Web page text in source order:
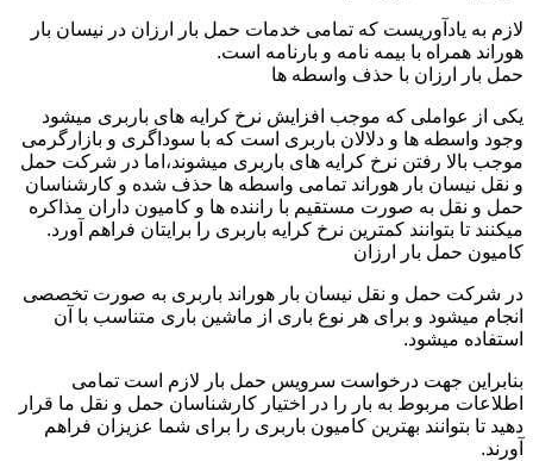
لازم به یادآوریست که تمامی خدمات حمل بار ارزان در نیسان بار
هوراند همراه با بیمه نامه و بارنامه است.
حمل بار ارزان با حذف واسطه ها
یکی از عواملی که موجب افزایش نرخ کرایه های باربری میشود
وجود واسطه ها و دلالان باربری است که با سوداگری و بازارگرمی
موجب بالا رفتن نرخ کرایه های باربری میشوند،اما در شرکت حمل
و نقل نیسان بار هوراند تمامی واسطه ها حذف شده و کارشناسان
حمل و نقل به صورت مستقیم با راننده ها و کامیون داران مذاکره
میکنند تا بتوانند کمترین نرخ کرایه باربری را برایتان فراهم آورد.
کامیون حمل بار ارزان
در شرکت حمل و نقل نیسان بار هوراند باربری به صورت تخصصی
انجام میشود و برای هر نوع باری از ماشین باری متناسب با آن
استفاده میشود.
بنابراین جهت درخواست سرویس حمل بار لازم است تمامی
اطلاعات مربوط به بار را در اختیار کارشناسان حمل و نقل ما قرار
دهید تا بتوانند بهترین کامیون باربری را برای شما عزیزان فراهم
آورند.